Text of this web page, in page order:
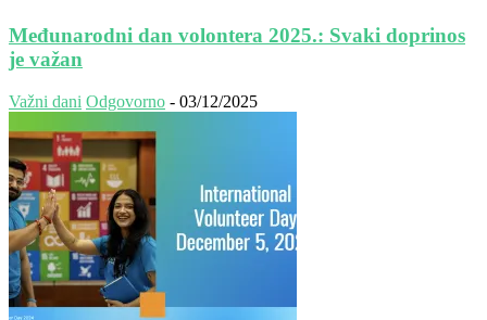
Međunarodni dan volontera 2025.: Svaki doprinos
je važan
Važni dani Odgovorno - 03/12/2025